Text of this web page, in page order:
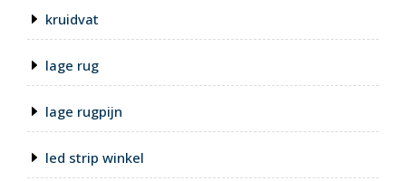
kruidvat
lage rug
lage rugpijn
led strip winkel